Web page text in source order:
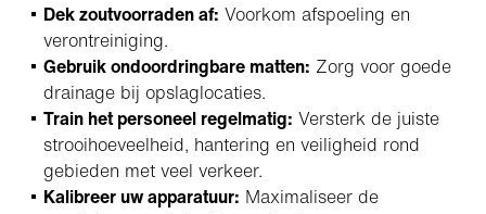
Dek zoutvoorraden af: Voorkom afspoeling en
verontreiniging.
Gebruik ondoordringbare matten: Zorg voor goede
drainage bij opslaglocaties.
Train het personeel regelmatig: Versterk de juiste
strooihoeveelheid, hantering en veiligheid rond
gebieden met veel verkeer.
Kalibreer uw apparatuur: Maximaliseer de